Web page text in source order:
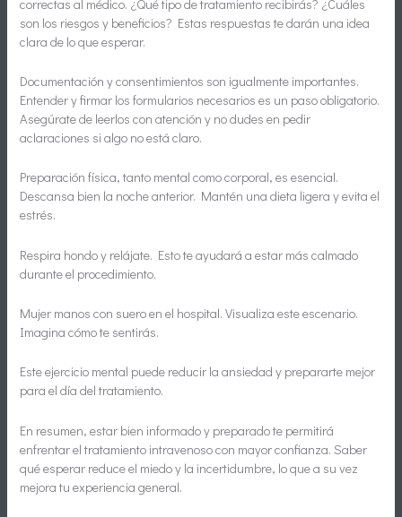
correctas al médico. ¿Qué tipo de tratamiento recibirás? ¿Cuáles
son los riesgos y beneficios? Estas respuestas te darán una idea
clara de lo que esperar.
Documentación y consentimientos son igualmente importantes.
Entender y firmar los formularios necesarios es un paso obligatorio.
Asegúrate de leerlos con atención y no dudes en pedir
aclaraciones si algo no está claro.
Preparación física, tanto mental como corporal, es esencial.
Descansa bien la noche anterior. Mantén una dieta ligera y evita el
estrés.
Respira hondo y relájate. Esto te ayudará a estar más calmado
durante el procedimiento.
Mujer manos con suero en el hospital. Visualiza este escenario.
Imagina cómo te sentirás.
Este ejercicio mental puede reducir la ansiedad y prepararte mejor
para el día del tratamiento.
En resumen, estar bien informado y preparado te permitirá
enfrentar el tratamiento intravenoso con mayor confianza. Saber
qué esperar reduce el miedo y la incertidumbre, lo que a su vez
mejora tu experiencia general.